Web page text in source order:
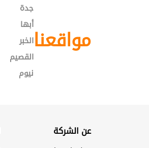
مواقعنا
جدة
أبها
الخبر
القصيم
نيوم
عن الشركة